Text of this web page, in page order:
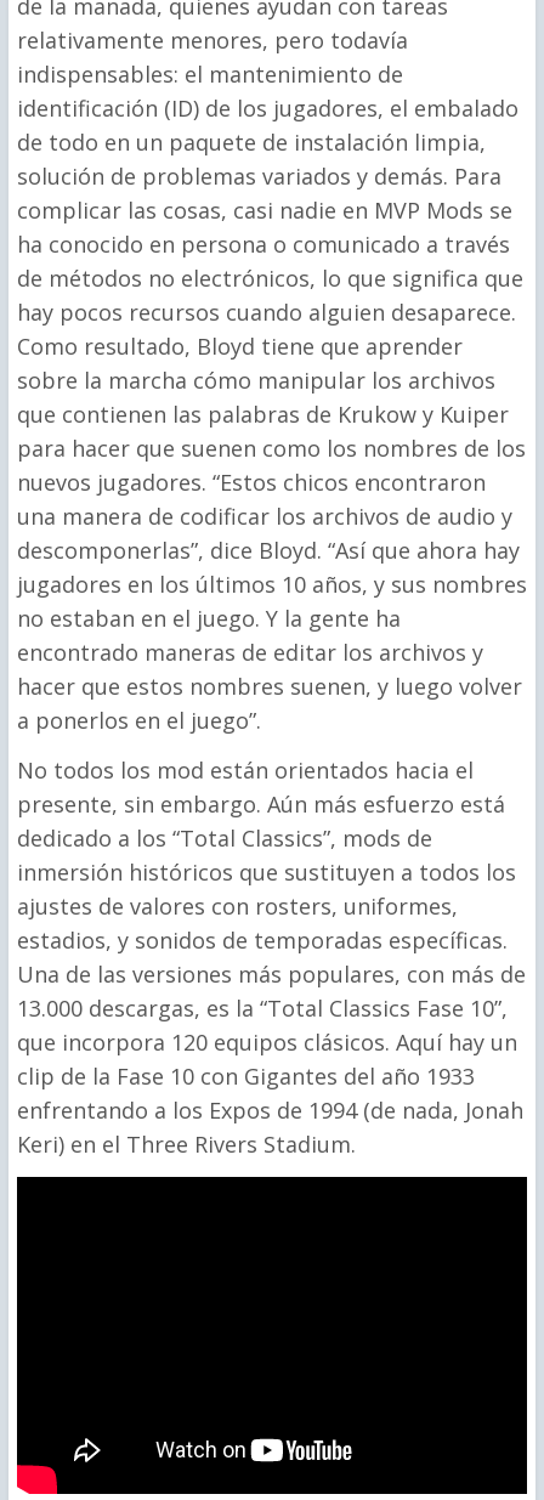
relativamente menores, pero todavía
indispensables: el mantenimiento de
identificación (ID) de los jugadores, el embalado
de todo en un paquete de instalación limpia,
solución de problemas variados y demás. Para
complicar las cosas, casi nadie en MVP Mods se
ha conocido en persona o comunicado a través
de métodos no electrónicos, lo que significa que
hay pocos recursos cuando alguien desaparece.
Como resultado, Bloyd tiene que aprender
sobre la marcha cómo manipular los archivos
que contienen las palabras de Krukow y Kuiper
para hacer que suenen como los nombres de los
nuevos jugadores. “Estos chicos encontraron
una manera de codificar los archivos de audio y
descomponerlas”, dice Bloyd. “Así que ahora hay
jugadores en los últimos 10 años, y sus nombres
no estaban en el juego. Y la gente ha
encontrado maneras de editar los archivos y
hacer que estos nombres suenen, y luego volver
a ponerlos en el juego”.
No todos los mod están orientados hacia el
presente, sin embargo. Aún más esfuerzo está
dedicado a los “Total Classics”, mods de
inmersión históricos que sustituyen a todos los
ajustes de valores con rosters, uniformes,
estadios, y sonidos de temporadas específicas.
Una de las versiones más populares, con más de
13.000 descargas, es la “Total Classics Fase 10”,
que incorpora 120 equipos clásicos. Aquí hay un
clip de la Fase 10 con Gigantes del año 1933
enfrentando a los Expos de 1994 (de nada, Jonah
Keri) en el Three Rivers Stadium.